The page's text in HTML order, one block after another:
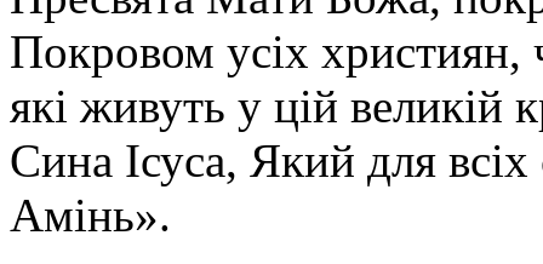
Покровом усіх християн,
які живуть у цій великій
Сина Ісуса, Який для
Амінь».